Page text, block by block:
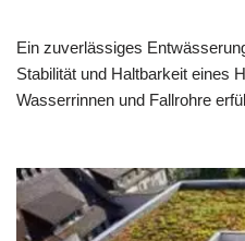
Ein zuverlässiges
Stabilität und Haltbarkeit eines
Wasserrinnen und Fallrohre